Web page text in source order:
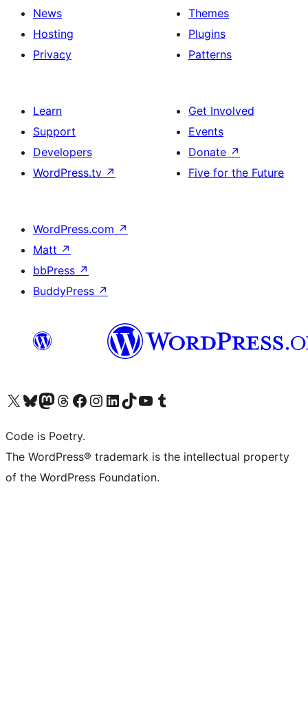
News
Hosting
Privacy
Themes
Plugins
Patterns
Learn
Support
Developers
WordPress.tv ↗
Get Involved
Events
Donate ↗
Five for the Future
WordPress.com ↗
Matt ↗
bbPress ↗
BuddyPress ↗
Visit our X (formerly Twitter) account
Visit our Bluesky account
Visit our Mastodon account
Visit our Threads account
Visit our Facebook page
Visit our Instagram account
Visit our LinkedIn account
Visit our TikTok account
Visit our YouTube channel
Visit our Tumblr account
Code is Poetry.
The WordPress® trademark is the intellectual property
of the WordPress Foundation.